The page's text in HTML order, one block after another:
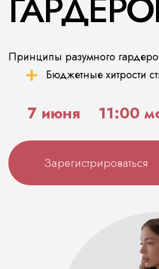
Зарегистрироваться
7 июня 11:00 мск